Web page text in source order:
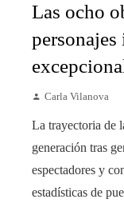
Las ocho
Carla Vilanova
La trayectoria de
generación tras
espectadores y
estadísticas de